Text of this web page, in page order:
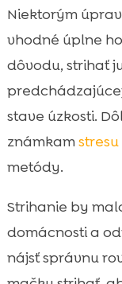
Niektorým
vhodné úplne
dôvodu, strihať
stave úzkosti.
známkamstresu
metódy.
Strihanie by
domácnosti a
nájsť správnu